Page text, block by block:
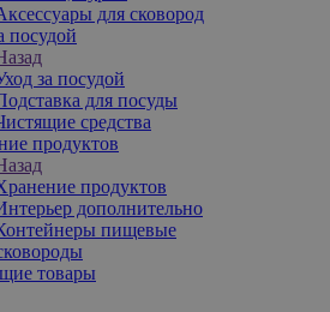
для сковород
посудой
за посудой
для посуды
средства
продуктов
продуктов
дополнительно
пищевые
товары